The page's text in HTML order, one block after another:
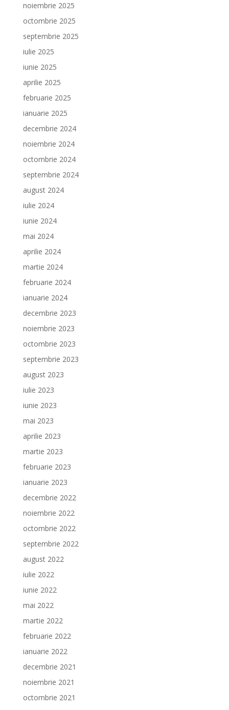
noiembrie 2025
octombrie 2025
septembrie 2025
iulie 2025
iunie 2025
aprilie 2025
februarie 2025
ianuarie 2025
decembrie 2024
noiembrie 2024
octombrie 2024
septembrie 2024
august 2024
iulie 2024
iunie 2024
mai 2024
aprilie 2024
martie 2024
februarie 2024
ianuarie 2024
decembrie 2023
noiembrie 2023
octombrie 2023
septembrie 2023
august 2023
iulie 2023
iunie 2023
mai 2023
aprilie 2023
martie 2023
februarie 2023
ianuarie 2023
decembrie 2022
noiembrie 2022
octombrie 2022
septembrie 2022
august 2022
iulie 2022
iunie 2022
mai 2022
martie 2022
februarie 2022
ianuarie 2022
decembrie 2021
noiembrie 2021
octombrie 2021